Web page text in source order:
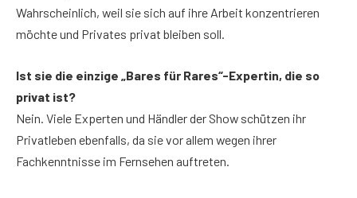
Wahrscheinlich, weil sie sich auf ihre Arbeit konzentrieren
möchte und Privates privat bleiben soll.
Ist sie die einzige „Bares für Rares“-Expertin, die so
privat ist?
Nein. Viele Experten und Händler der Show schützen ihr
Privatleben ebenfalls, da sie vor allem wegen ihrer
Fachkenntnisse im Fernsehen auftreten.